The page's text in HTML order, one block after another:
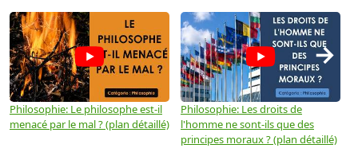
Philosophie: Le philosophe est-il
menacé par le mal ? (plan détaillé)
Philosophie: Les droits de
l'homme ne sont-ils que des
principes moraux ? (plan détaillé)
→